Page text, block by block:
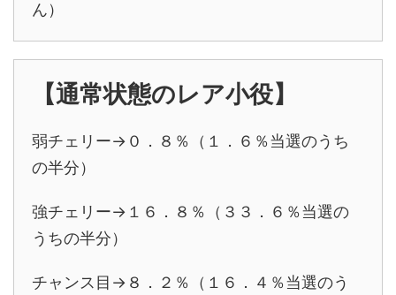
ん）
【通常状態のレア小役】
弱チェリー→０．８％（１．６％当選のうち
の半分）
強チェリー→１６．８％（３３．６％当選の
うちの半分）
チャンス目→８．２％（１６．４％当選のう